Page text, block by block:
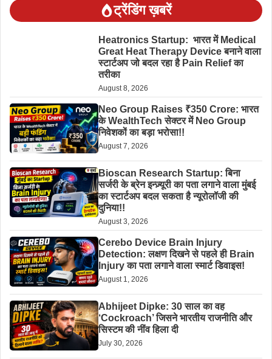
ट्रेंडिंग ख़बरें
Heatronics Startup: भारत में Medical
Great Heat Therapy Device बनाने वाला
स्टार्टअप जो बदल रहा है Pain Relief का
तरीका
August 8, 2026
Neo Group Raises ₹350 Crore: भारत
के WealthTech सेक्टर में Neo Group
निवेशकों का बड़ा भरोसा!!
August 7, 2026
Bioscan Research Startup: बिना
सर्जरी के ब्रेन इन्ज़्यूरी का पता लगाने वाला मुंबई
का स्टार्टअप बदल सकता है न्यूरोलॉजी की
दुनिया!!
August 3, 2026
Cerebo Device Brain Injury
Detection: लक्षण दिखने से पहले ही Brain
Injury का पता लगाने वाला स्मार्ट डिवाइस!
August 1, 2026
Abhijeet Dipke: 30 साल का वह
‘Cockroach’ जिसने भारतीय राजनीति और
सिस्टम की नींव हिला दी
July 30, 2026